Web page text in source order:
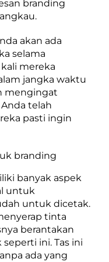
branding
akan ada
selama
mereka
jangka waktu
mengingat
telah
pasti ingin
branding
banyak aspek
untuk
untuk dicetak.
tinta
berantakan
ini. Tas ini
ada yang